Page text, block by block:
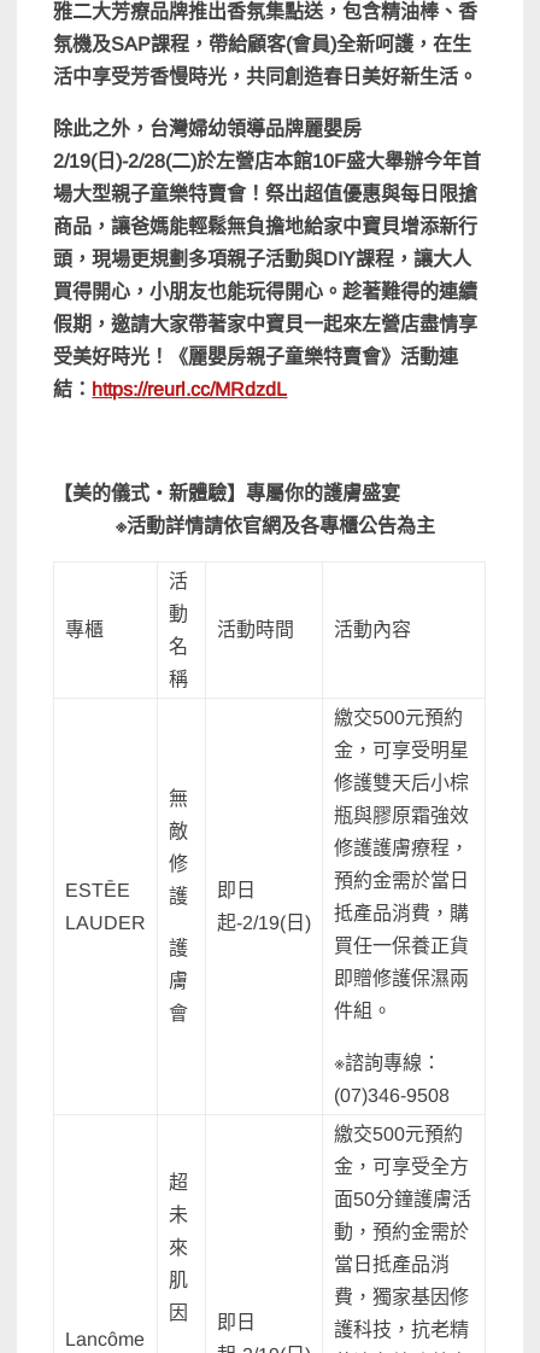
雅二大芳療品牌推出香氛集點送，包含精油棒、香
氛機及SAP課程，帶給顧客(會員)全新呵護，在生
活中享受芳香慢時光，共同創造春日美好新生活。
除此之外，台灣婦幼領導品牌麗嬰房
2/19( 日 )-2/28(二)於左營店本館10F盛大舉辦今年首
場大型親子童樂特賣會！祭出超值優惠與每日限搶
商品，讓爸媽能輕鬆無負擔地給家中寶貝增添新行
頭，現場更規劃多項親子活動與DIY課程，讓大人
買得開心，小朋友也能玩得開心。趁著難得的連續
假期，邀請大家帶著家中寶貝一起來左營店盡情享
受美好時光！《麗嬰房親子童樂特賣會》活動連
結： https://reurl.cc/MRdzdL
【美的儀式‧新體驗】專屬你的護膚盛宴
※活動詳情請依官網及各專櫃公告為主
專櫃
活
動
名
稱
活動時間 活動內容
ESTĒE
LAUDER
無
敵
修
護
護
膚
會
即日
起-2/19(日)
繳交500元預約
金，可享受明星
修護雙天后小棕
瓶與膠原霜強效
修護護膚療程，
預約金需於當日
抵產品消費，購
買任一保養正貨
即贈修護保濕兩
件組。
※諮詢專線：
(07)346-9508
Lancôme
超
未
來
肌
因
即日
繳交500元預約
金，可享受全方
面50分鐘護膚活
動，預約金需於
當日抵產品消
費，獨家基因修
護科技，抗老精